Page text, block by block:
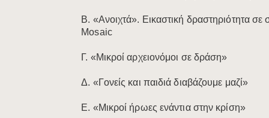
Β. «Ανοιχτά». Εικαστική δραστηριότητα
Mosaic​
Γ. «Μικροί αρχειονόμοι σε δράση»​​​
Δ. «Γονείς και παιδιά διαβάζουμε μαζί»
Ε. «Μικροί ήρωες ενάντια στην κρίση»​